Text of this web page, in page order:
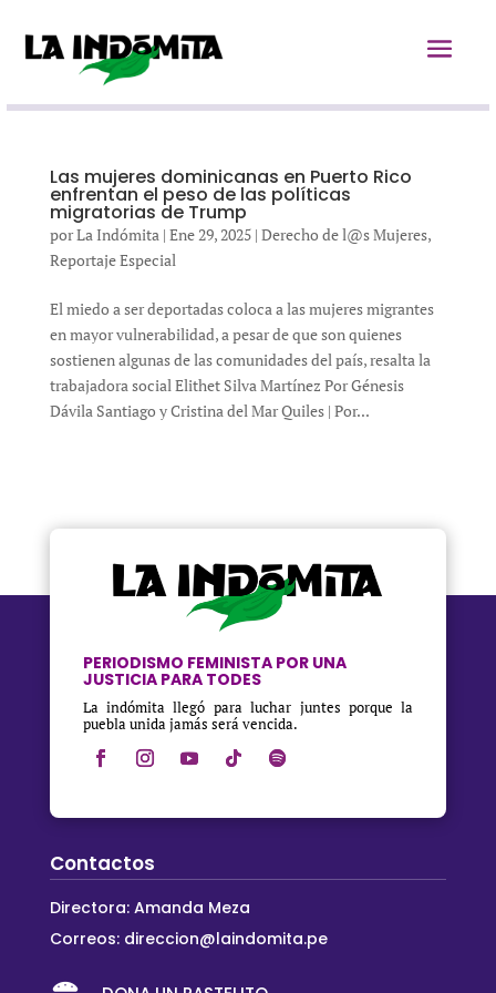
Las mujeres dominicanas en Puerto Rico
enfrentan el peso de las políticas
migratorias de Trump
porLa Indómita | Ene 29, 2025| Derecho de l@s Mujeres,
Reportaje Especial
El miedo a ser deportadas coloca a las mujeres migrantes
en mayor vulnerabilidad, a pesar de que son quienes
sostienen algunas de las comunidades del país, resalta la
trabajadora social Elithet Silva Martínez Por Génesis
Dávila Santiago y Cristina del Mar Quiles | Por...
PERIODISMO FEMINISTA POR UNA
JUSTICIA PARA TODES
La indómita llegó para luchar juntes porque la
puebla unida jamás será vencida.
Contactos
Directora: Amanda Meza
Correos: direccion@laindomita.pe